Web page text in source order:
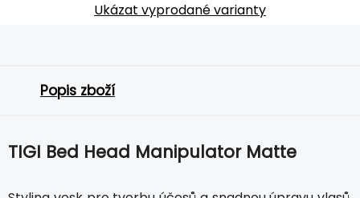
Ukázat vyprodané varianty
Popis zboží
TIGI Bed Head Manipulator Matte